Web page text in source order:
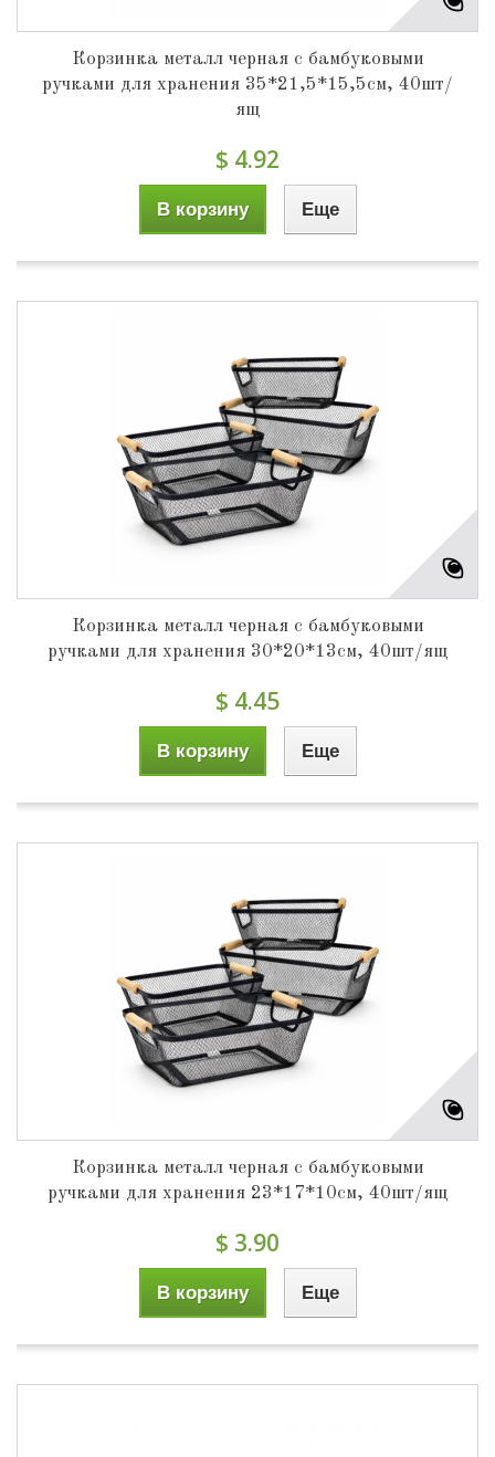
Корзинка металл черная с бамбуковыми
ручками для хранения 35*21,5*15,5см, 40шт/
ящ
$ 4.92
В корзину Еще
Корзинка металл черная с бамбуковыми
ручками для хранения 30*20*13см, 40шт/ящ
$ 4.45
В корзину Еще
Корзинка металл черная с бамбуковыми
ручками для хранения 23*17*10см, 40шт/ящ
$ 3.90
В корзину Еще